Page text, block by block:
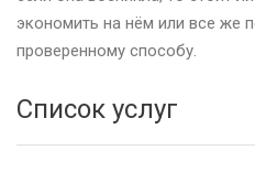
экономить на нём или все же
проверенному способу.
Список услуг